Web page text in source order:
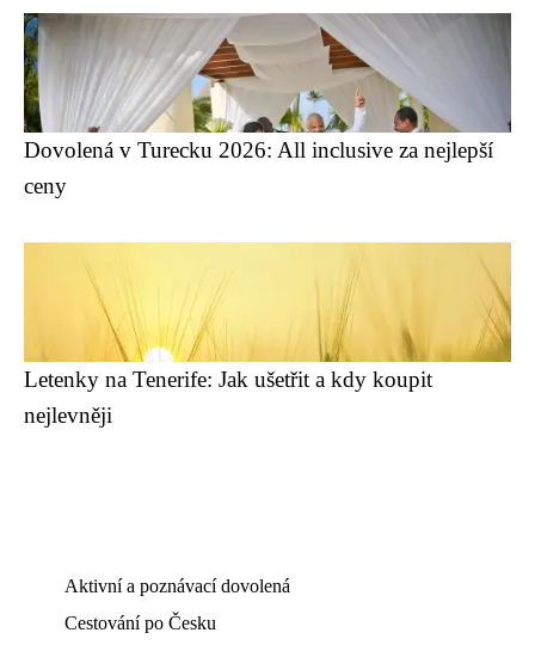
Dovolená v Turecku 2026: All inclusive za nejlepší
ceny
Letenky na Tenerife: Jak ušetřit a kdy koupit
nejlevněji
Aktivní a poznávací dovolená
Cestování po Česku